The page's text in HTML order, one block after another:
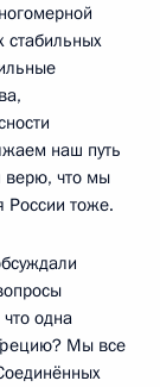
стабильных
наш путь
верю, что мы
России тоже.
одна
Мы все